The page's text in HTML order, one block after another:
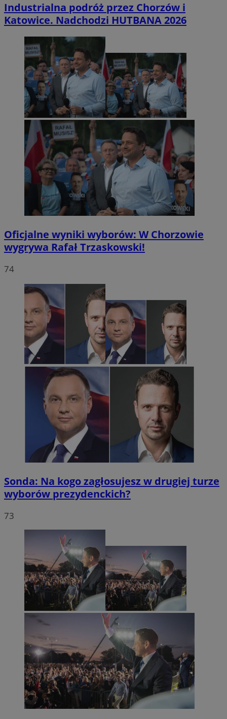
Industrialna podróż przez Chorzów i
Katowice. Nadchodzi HUTBANA 2026
Oficjalne wyniki wyborów: W Chorzowie
wygrywa Rafał Trzaskowski!
74
Sonda: Na kogo zagłosujesz w drugiej turze
wyborów prezydenckich?
73